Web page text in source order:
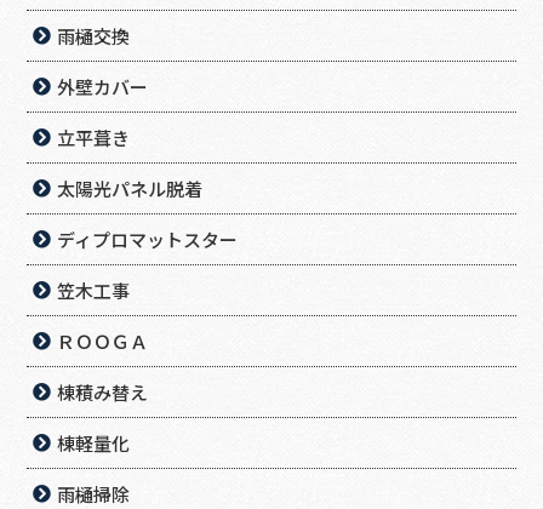
雨樋交換
外壁カバー
立平葺き
太陽光パネル脱着
ディプロマットスター
笠木工事
ＲＯＯＧＡ
棟積み替え
棟軽量化
雨樋掃除